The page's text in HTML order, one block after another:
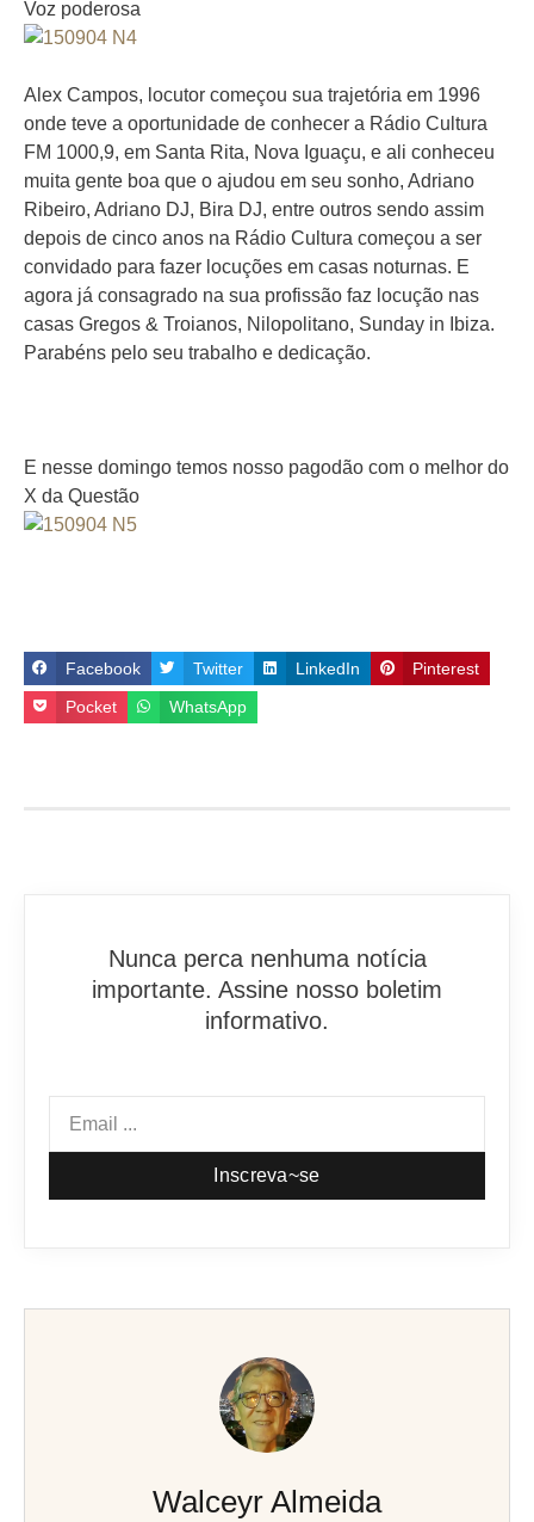
Voz poderosa
Alex Campos, locutor começou sua trajetória em 1996
onde teve a oportunidade de conhecer a Rádio Cultura
FM 1000,9, em Santa Rita, Nova Iguaçu, e ali conheceu
muita gente boa que o ajudou em seu sonho, Adriano
Ribeiro, Adriano DJ, Bira DJ, entre outros sendo assim
depois de cinco anos na Rádio Cultura começou a ser
convidado para fazer locuções em casas noturnas. E
agora já consagrado na sua profissão faz locução nas
casas Gregos & Troianos, Nilopolitano, Sunday in Ibiza.
Parabéns pelo seu trabalho e dedicação.
E nesse domingo temos nosso pagodão com o melhor do
X da Questão
Facebook Twitter LinkedIn Pinterest
Pocket WhatsApp
Nunca perca nenhuma notícia
importante. Assine nosso boletim
informativo.
Inscreva~se
Walceyr Almeida